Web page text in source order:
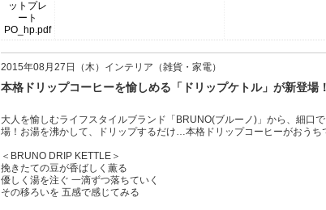
2015年08月27日（木）インテリア（雑貨・家電）
本格ドリップコーヒーを愉しめる「ドリップケトル」が新登場！
大人を愉しむライフスタイルブランド「BRUNO(ブルーノ)」から、細口
場！お湯を沸かして、ドリップするだけ…本格ドリップコーヒーがおうち
＜BRUNO DRIP KETTLE＞
挽きたての豆が香ばしく薫る
優しく湯を注ぐ 一滴ずつ落ちていく
その移ろいを 五感で感じてみる